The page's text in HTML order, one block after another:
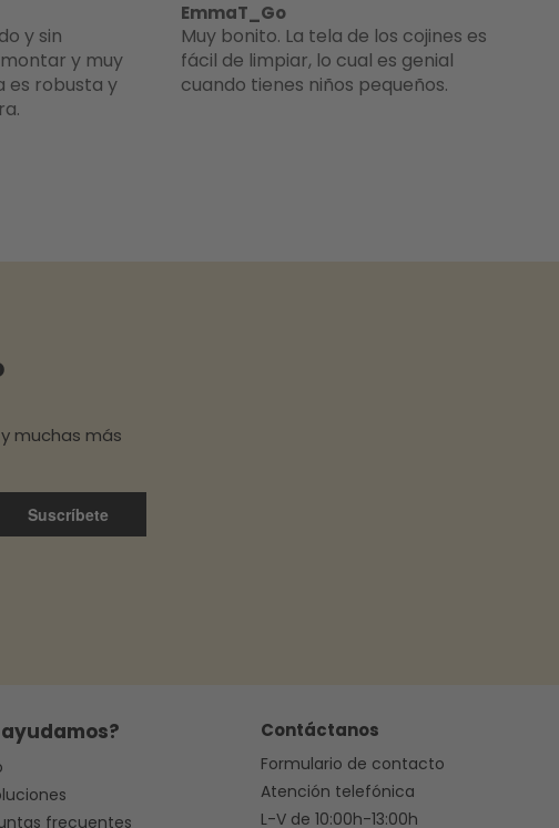
y muy
es robusta y
EmmaT_Go
Muy bonito. La tela de los cojines es
fácil de limpiar, lo cual es genial
cuando tienes niños pequeños.
muchas más
Suscríbete
ayudamos?
frecuentes
Contáctanos
Formulario de contacto
Atención telefónica
L-V de 10:00h-13:00h